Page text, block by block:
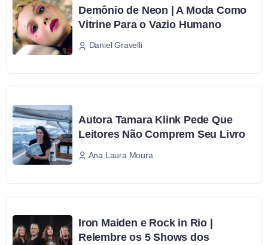
Demônio de Neon | A Moda Como
Vitrine Para o Vazio Humano
Daniel Gravelli
Autora Tamara Klink Pede Que
Leitores Não Comprem Seu Livro
Ana Laura Moura
Iron Maiden e Rock in Rio |
Relembre os 5 Shows dos